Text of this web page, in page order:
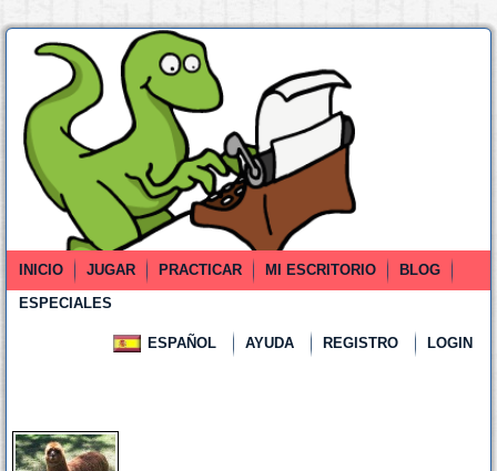
INICIO JUGAR PRACTICAR MI ESCRITORIO
BLOG
ESPECIALES
ESPAÑOL AYUDA REGISTRO LOGIN